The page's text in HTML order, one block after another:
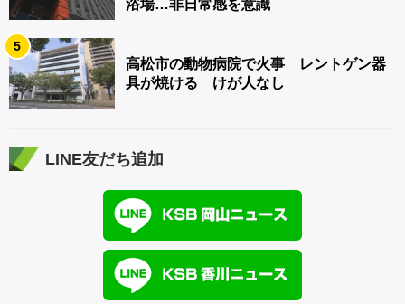
浴場…非日常感を意識
5
高松市の動物病院で火事 レントゲン器
具が焼ける けが人なし
LINE友だち追加